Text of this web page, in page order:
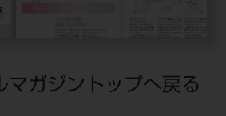
ガジントップへ戻る